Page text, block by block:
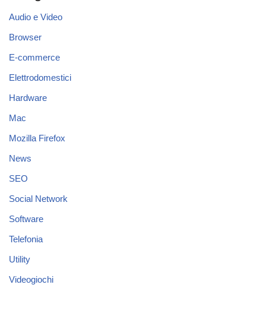
Audio e Video
Browser
E-commerce
Elettrodomestici
Hardware
Mac
Mozilla Firefox
News
SEO
Social Network
Software
Telefonia
Utility
Videogiochi